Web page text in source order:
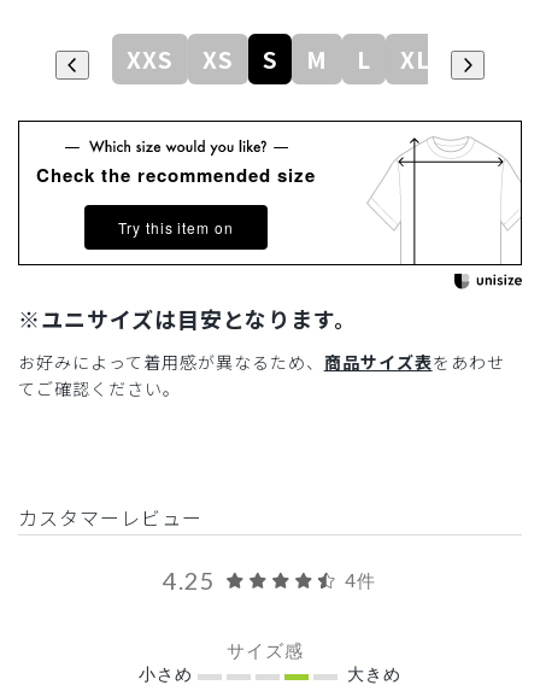
XXS XS S M L XL
Check the recommended size
Try this item on
※ユニサイズは目安となります。
お好みによって着用感が異なるため、 商品サイズ表をあわせ
てご確認ください。
カスタマーレビュー
4.25 4件
サイズ感
小さめ 大きめ